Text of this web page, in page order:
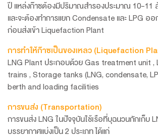
ปี แหล่งก๊าซต้องมีปริมาณสำรองประมาณ 10-11
และจะต้องทำการแยก Condensate และ LPG อ
ก่อนส่งเข้า Liquefaction Plant
การทำให้ก๊าซเป็นของเหลว (Liquefaction
LNG Plant ประกอบด้วย Gas treatment unit ,
trains , Storage tanks (LNG, condensate,
berth and loading facilities
การขนส่ง (Transportation)
การขนส่ง LNG ในปัจจุบันใช้เรือที่บุฉนวนกักเก็บ
บรรยากาศแบ่งเป็น 2 ประเภท ได้แก่